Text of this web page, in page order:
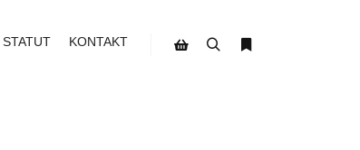
STATUT KONTAKT